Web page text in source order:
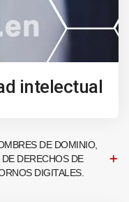
intelectual
DE DOMINIO,
DERECHOS DE
DIGITALES.